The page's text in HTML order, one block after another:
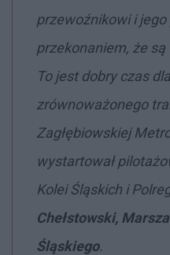
przewoźnikowi i
przekonaniem, że
To jest dobry czas
zrównoważonego
Zagłębiowskiej
wystartował
Kolei Śląskich i
Chełstowski,
Śląskiego.